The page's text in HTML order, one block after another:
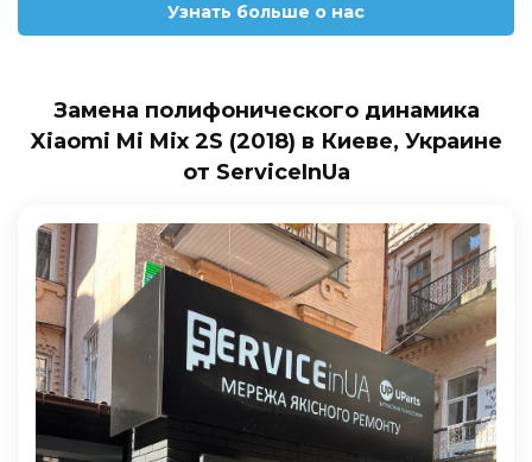
Узнать больше о нас
Замена полифонического динамика
Xiaomi Mi Mix 2S (2018) в Киеве, Украине
от ServiceInUa